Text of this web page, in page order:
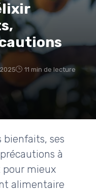
11 min de lecture
bienfaits, ses
à
pour mieux
alimentaire